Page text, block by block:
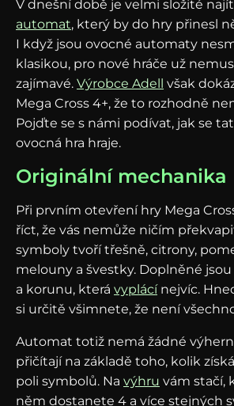
V dnešní době je velmi složité
automat, který by do hry přinesl
I když jsou ovocné automaty
klasikou, pro nové hráče už
zajímavé. Výrobce Adell však
Mega Cross 4+, že to rozhodně
Pojďte se s námi podívat, jak se
ovocná hra hraje.
Originální mechanika
Při prvním otevření hry Mega
říct, že vás nemůže ničím
symboly tvoří třešně, citrony,
melouny a švestky. Doplněné
a korunu, která vyplácínejvíc.
si určitě všimnete, že není
Automat totiž nemá žádné
přičítají na základě toho, kolik
poli symbolů. Na výhru vám stačí,
něm dostanete 4 a více stejných